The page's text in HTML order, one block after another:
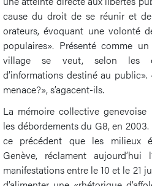
cause du droit de se réunir et
orateurs, évoquant une volonté
populaires». Présenté comme
village se veut, selon les
d’informations destiné au
menace?», s’agacent-ils.
La mémoire collective
les débordements du G8, en
ce précédent que les milieux
Genève, réclament
manifestations entre le 10 et le 21